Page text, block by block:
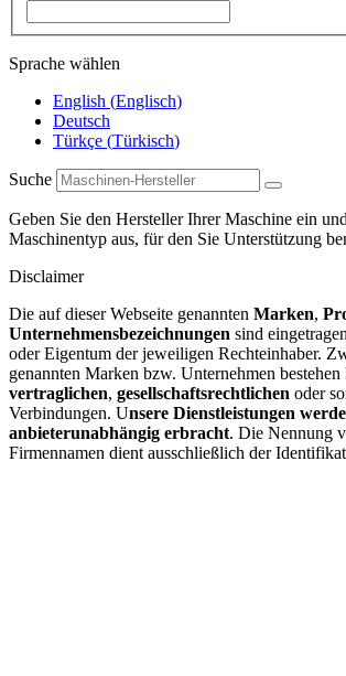
Sprache wählen
English (Englisch)
Deutsch
Türkçe (Türkisch)
Suche
Geben Sie den Hersteller Ihrer Maschine ein
Maschinentyp aus, für den Sie Unterstützung
Disclaimer
Die auf dieser Webseite genannten Marken,
Unternehmensbezeichnungen sind
oder Eigentum der jeweiligen Rechteinhaber.
genannten Marken bzw. Unternehmen bestehen
vertraglichen, gesellschaftsrechtlichen oder
Verbindungen. Unsere Dienstleistungen
anbieterunabhängig erbracht. Die Nennung
Firmennamen dient ausschließlich der